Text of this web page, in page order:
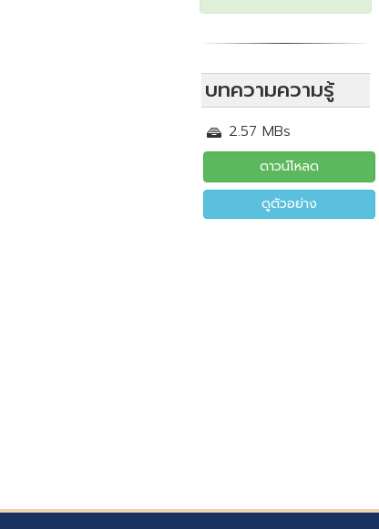
บทความความรู้
2.57 MBs
ดาวน์โหลด
ดูตัวอย่าง